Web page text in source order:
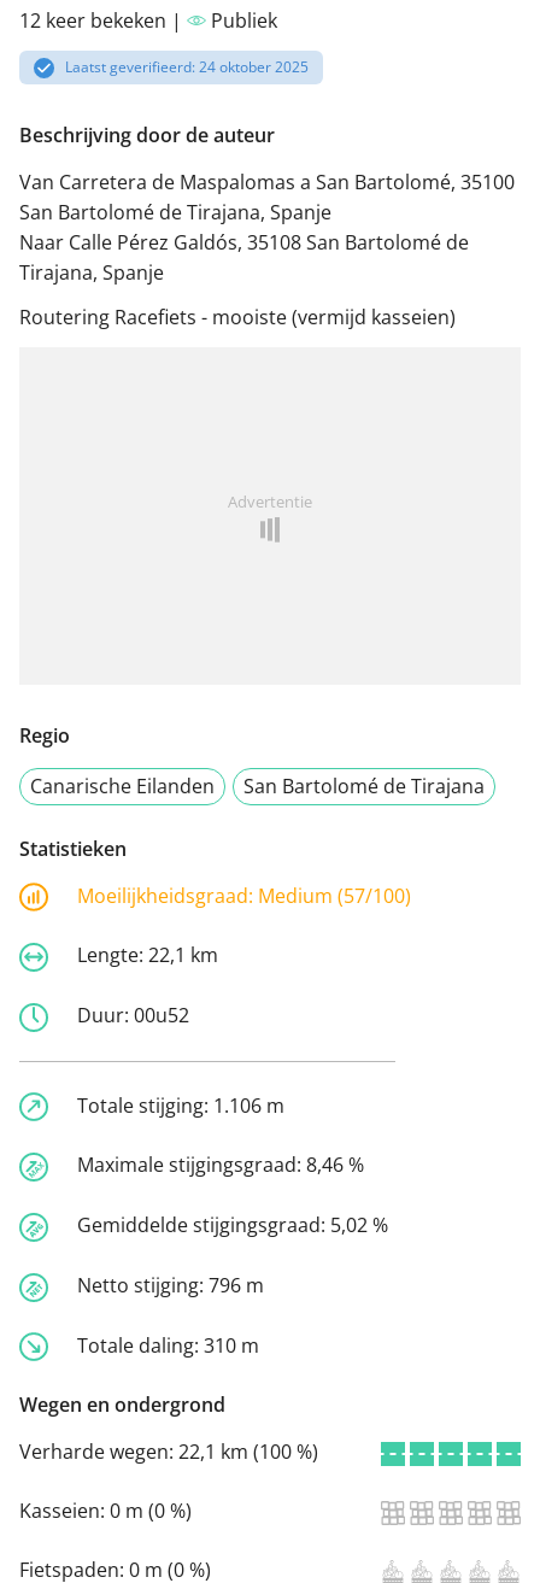
12 keer bekeken | Publiek
Laatst geverifieerd: 24 oktober 2025
Beschrijving door de auteur
Van Carretera de Maspalomas a San Bartolomé, 35100
San Bartolomé de Tirajana, Spanje
Naar Calle Pérez Galdós, 35108 San Bartolomé de
Tirajana, Spanje
Routering Racefiets - mooiste (vermijd kasseien)
Advertentie
Regio
Canarische Eilanden
San Bartolomé de Tirajana
Statistieken
Moeilijkheidsgraad: Medium (57/100)
Lengte: 22,1 km
Duur: 00u52
Totale stijging: 1.106 m
Maximale stijgingsgraad: 8,46 %
Gemiddelde stijgingsgraad: 5,02 %
Netto stijging: 796 m
Totale daling: 310 m
Wegen en ondergrond
Verharde wegen: 22,1 km (100 %)
Kasseien: 0 m (0 %)
Fietspaden: 0 m (0 %)